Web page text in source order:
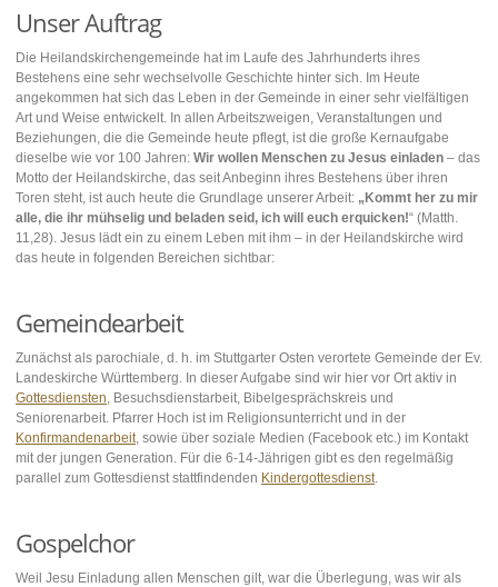
Unser Auftrag
Die Heilandskirchengemeinde hat im Laufe des Jahrhunderts ihres
Bestehens eine sehr wechselvolle Geschichte hinter sich. Im Heute
angekommen hat sich das Leben in der Gemeinde in einer sehr vielfältigen
Art und Weise entwickelt. In allen Arbeitszweigen, Veranstaltungen und
Beziehungen, die die Gemeinde heute pflegt, ist die große Kernaufgabe
dieselbe wie vor 100 Jahren: Wir wollen Menschen zu Jesus einladen – das
Motto der Heilandskirche, das seit Anbeginn ihres Bestehens über ihren
Toren steht, ist auch heute die Grundlage unserer Arbeit: „Kommt her zu mir
alle, die ihr mühselig und beladen seid, ich will euch erquicken!“ (Matth.
11,28). Jesus lädt ein zu einem Leben mit ihm – in der Heilandskirche wird
das heute in folgenden Bereichen sichtbar:
Gemeindearbeit
Zunächst als parochiale, d. h. im Stuttgarter Osten verortete Gemeinde der Ev.
Landeskirche Württemberg. In dieser Aufgabe sind wir hier vor Ort aktiv in
Gottesdiensten, Besuchsdienstarbeit, Bibelgesprächskreis und
Seniorenarbeit. Pfarrer Hoch ist im Religionsunterricht und in der
Konfirmandenarbeit, sowie über soziale Medien (Facebook etc.) im Kontakt
mit der jungen Generation. Für die 6-14-Jährigen gibt es den regelmäßig
parallel zum Gottesdienst stattfindenden Kindergottesdienst.
Gospelchor
Weil Jesu Einladung allen Menschen gilt, war die Überlegung, was wir als